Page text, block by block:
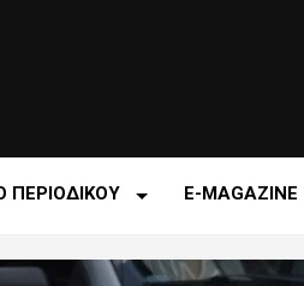
ΠΕΡΙΟΔΙΚΟΥ E-MAGAZINE